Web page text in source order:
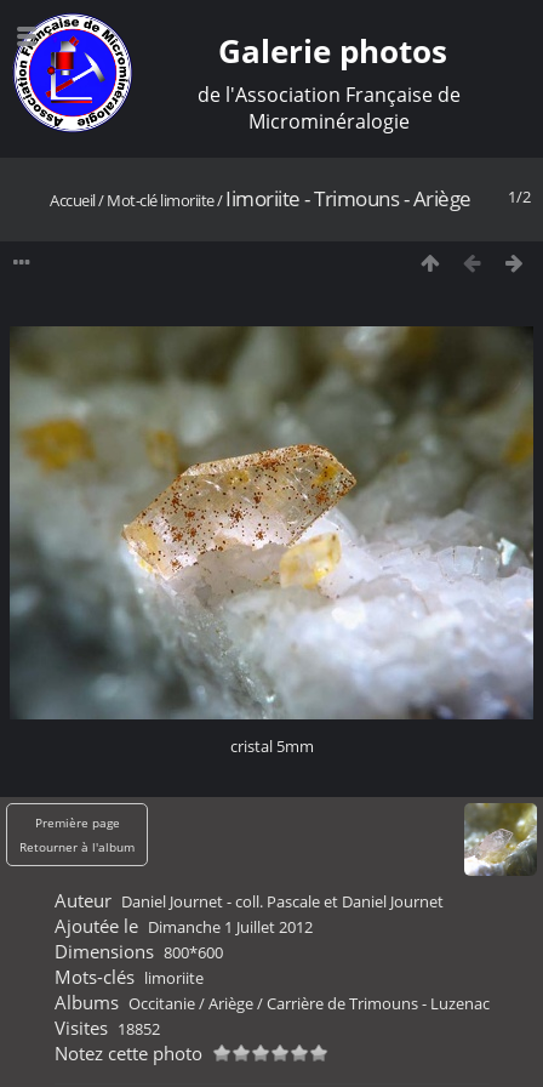
Galerie photos
de l'Association Française de
Microminéralogie
1/2
Accueil/Mot-clélimoriite/Iimoriite - Trimouns - Ariège
cristal 5mm
Première page
Retourner à l'album
Auteur Daniel Journet - coll. Pascale et Daniel Journet
Ajoutée le Dimanche 1 Juillet 2012
Dimensions 800*600
Mots-clés limoriite
Albums Occitanie/Ariège/Carrière de Trimouns - Luzenac
Visites 18852
Notez cette photo